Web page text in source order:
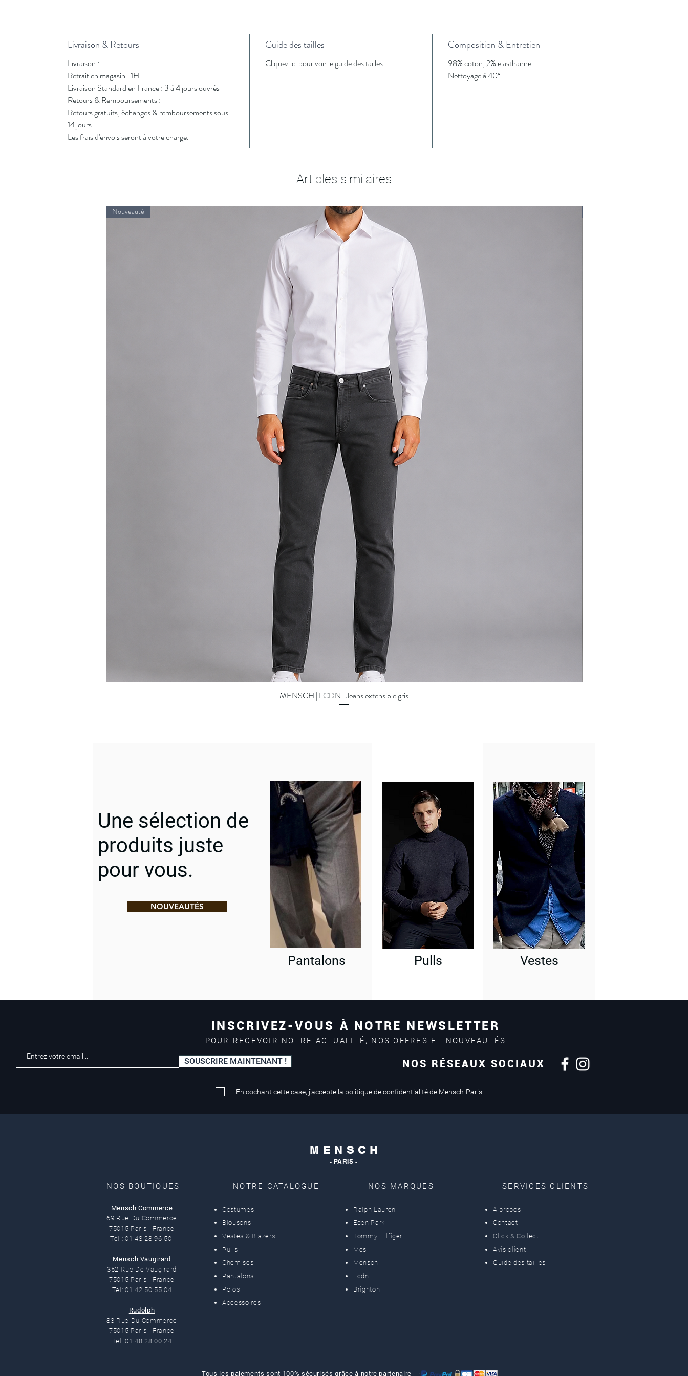
masculin.
Détails du produit
Coupe : ajustée classique confort
Livraison & Retours
Livraison :
Retrait en magasin : 1H
Livraison Standard en France : 3 à 4 jours ouvrés
Retours & Remboursements :
Retours gratuits, échanges & remboursements sous
14 jours
Les frais d'envois seront à votre charge.
Guide des tailles
Cliquez ici pour voir le guide des tailles
Composition & Entretien
98% coton, 2% elasthanne
Nettoyage à 40°
Articles similaires
Aperçu rapide
Nouveauté
MENSCH | LCDN : Jeans extensible gris
Une sélection de
produits juste
pour vous.
NOUVEAUTÉS
Pantalons Pulls Vestes
Mastercard, Visa
en magasin
INSCRIVEZ-VOUS À NOTRE NEWSLETTER
POUR RECEVOIR NOTRE ACTUALITÉ, NOS OFFRES ET NOUVEAUTÉS
SOUSCRIRE MAINTENANT ! NOS RÉSEAUX SOCIAUX
En cochant cette case, j'accepte la politique de confidentialité de Mensch-Paris
M E N S C H
- PARIS -
NOS BOUTIQUES
Mensch Commerce
69 Rue Du Commerce
75015 Paris - France
Tel : 01 48 28 96 50
Mensch Vaugirard
352 Rue De Vaugirard
75015 Paris - France
Tel: 01 42 50 55 04
Rudolph
83 Rue Du Commerce
75015 Paris - France
Tel: 01 48 28 00 24
NOTRE CATALOGUE
Costumes
Blousons
Vestes & Blazers
Pulls
Chemises
Pantalons
Polos
Accessoires
NOS MARQUES
Ralph Lauren
Eden Park
Tommy Hilfiger
Mcs
Mensch
Lcdn
Brighton
SERVICES CLIENTS
A propos
Contact
Click & Collect
Avis client
Guide des tailles
Tous les paiements sont 100% sécurisés grâce à notre partenaire